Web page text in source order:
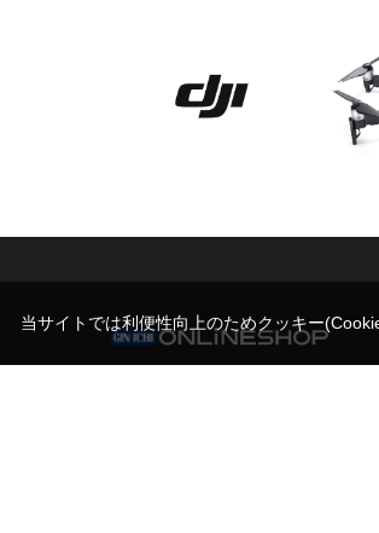
当サイトでは利便性向上のためクッキー